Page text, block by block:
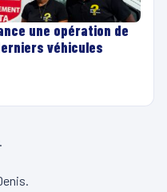
une opération de
véhicules